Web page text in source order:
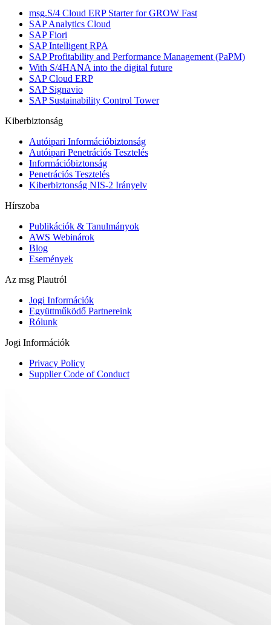
msg.S/4 Cloud ERP Starter for GROW Fast
SAP Analytics Cloud
SAP Fiori
SAP Intelligent RPA
SAP Profitability and Performance Management (PaPM)
With S/4HANA into the digital future
SAP Cloud ERP
SAP Signavio
SAP Sustainability Control Tower
Kiberbiztonság
Autóipari Információbiztonság
Autóipari Penetrációs Tesztelés
Információbiztonság
Penetrációs Tesztelés
Kiberbiztonság NIS-2 Irányelv
Hírszoba
Publikációk & Tanulmányok
AWS Webinárok
Blog
Események
Az msg Plautról
Jogi Információk
Együttműködő Partnereink
Rólunk
Jogi Információk
Privacy Policy
Supplier Code of Conduct